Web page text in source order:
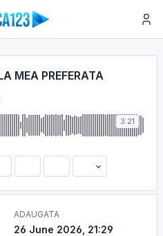
MEA PREFERATA
3:21
ADAUGATA
26 June 2026, 21:29